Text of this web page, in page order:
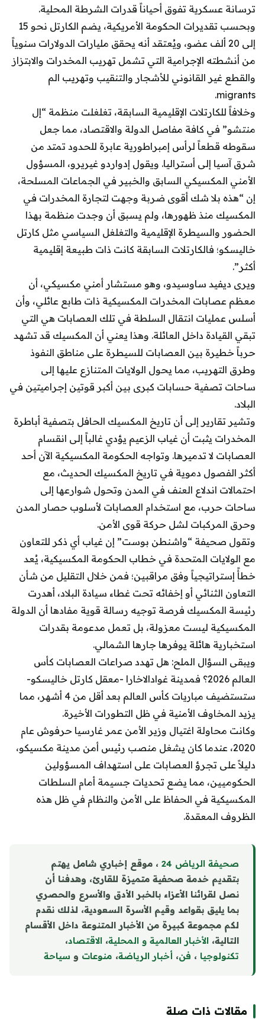
ترسانة عسكرية تفوق أحياناً قدرات الشرطة المحلية.
وبحسب تقديرات الحكومة الأمريكية، يضم الكارتل نحو 15
إلى 20 ألف عضو، ويُعتقد أنه يحقق مليارات الدولارات سنوياً
من أنشطته الإجرامية التي تشمل تهريب المخدرات والابتزاز
والقطع غير القانوني للأشجار والتنقيب وتهريب الم
migrants.
وخلافاً للكارتلات الإقليمية السابقة، تغلغلت منظمة “إل
منتشو” في كافة مفاصل الدولة والاقتصاد، مما جعل
سقوطه قطعاً لرأس إمبراطورية عابرة للحدود تمتد من
شرق آسيا إلى أستراليا. ويقول إدواردو غيريرو، المسؤول
الأمني المكسيكي السابق والخبير في الجماعات المسلحة،
إن “هذه بلا شك أقوى ضربة وجهت لتجارة المخدرات في
المكسيك منذ ظهورها، ولم يسبق أن وجدت منظمة بهذا
الحضور والسيطرة الإقليمية والتغلغل السياسي مثل كارتل
خاليسكو؛ فالكارتلات السابقة كانت ذات طبيعة إقليمية
أكثر”.
ويرى ديفيد ساوسيدو، وهو مستشار أمني مكسيكي، أن
معظم عصابات المخدرات المكسيكية ذات طابع عائلي، وأن
أسلس عمليات انتقال السلطة في تلك العصابات هي التي
تبقي القيادة داخل العائلة. وهذا يعني أن المكسيك قد تشهد
حرباً خطيرة بين العصابات للسيطرة على مناطق النفوذ
وطرق التهريب، مما يحول الولايات المتنازع عليها إلى
ساحات تصفية حسابات كبرى بين أكبر قوتين إجراميتين في
البلاد.
وتشير تقارير إلى أن تاريخ المكسيك الحافل بتصفية أباطرة
المخدرات يثبت أن غياب الزعيم يؤدي غالباً إلى انقسام
العصابات لا تدميرها. وتواجه الحكومة المكسيكية الآن أحد
أكثر الفصول دموية في تاريخ المكسيك الحديث، مع
احتمالات اندلاع العنف في المدن وتحول شوارعها إلى
ساحات حرب، مع استخدام العصابات لأسلوب حصار المدن
وحرق المركبات لشل حركة قوى الأمن.
وتقول صحيفة “واشنطن بوست” إن غياب أي ذكر للتعاون
مع الولايات المتحدة في خطاب الحكومة المكسيكية، يُعد
خطأً إستراتيجياً وفق مراقبين؛ فمن خلال التقليل من شأن
التعاون الثنائي أو إخفائه تحت غطاء سيادة البلاد، أهدرت
رئيسة المكسيك فرصة توجيه رسالة قوية مفادها أن الدولة
المكسيكية ليست معزولة، بل تعمل مدعومة بقدرات
استخبارية هائلة يوفرها جارها الشمالي.
ويبقى السؤال الملح: هل تهدد صراعات العصابات كأس
العالم 2026؟ فمدينة غوادالاخارا -معقل كارتل خاليسكو-
ستستضيف مباريات كأس العالم بعد أقل من 4 أشهر، مما
يزيد المخاوف الأمنية في ظل التطورات الأخيرة.
وكانت محاولة اغتيال وزير الأمن عمر غارسيا حرفوش عام
2020، عندما كان يشغل منصب رئيس أمن مدينة مكسيكو،
دليلاً على تجرؤ العصابات على استهداف المسؤولين
الحكوميين، مما يضع تحديات جسيمة أمام السلطات
المكسيكية في الحفاظ على الأمن والنظام في ظل هذه
الظروف المعقدة.
صحيفة الرياض 24
، موقع إخباري شامل يهتم
بتقديم خدمة صحفية متميزة للقارئ، وهدفنا أن
نصل لقرائنا الأعزاء بالخبر الأدق والأسرع والحصري
بما يليق بقواعد وقيم الأسرة السعودية، لذلك نقدم
لكم مجموعة كبيرة من الأخبار المتنوعة داخل الأقسام
التالية، الأخبار العالمية و المحلية، الاقتصاد،
تكنولوجيا ، فن، أخبار الرياضة، منوعات و سياحة
مقالات ذات صلة